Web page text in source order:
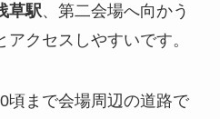
草駅、第二会場へ向かう
アクセスしやすいです。
頃まで会場周辺の道路で